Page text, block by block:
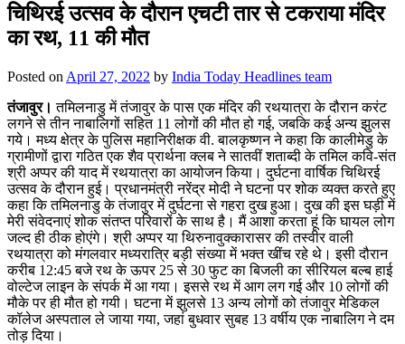
चिथिरई उत्सव के दौरान एचटी तार से टकराया मंदिर
का रथ, 11 की मौत
Posted on April 27, 2022 by India Today Headlines team
तंजावुर। तमिलनाडु में तंजावुर के पास एक मंदिर की रथयात्रा के दौरान करंट
लगने से तीन नाबालिगों सहित 11 लोगों की मौत हो गई, जबकि कई अन्य झुलस
गये। मध्य क्षेत्र के पुलिस महानिरीक्षक वी. बालकृष्णन ने कहा कि कालीमेडु के
ग्रामीणों द्वारा गठित एक शैव प्रार्थना क्लब ने सातवीं शताब्दी के तमिल कवि-संत
श्री अप्पर की याद में रथयात्रा का आयोजन किया। दुर्घटना वार्षिक चिथिरई
उत्सव के दौरान हुई। प्रधानमंत्री नरेंद्र मोदी ने घटना पर शोक व्यक्त करते हुए
कहा कि तमिलनाडु के तंजावुर में दुर्घटना से गहरा दुख हुआ। दुख की इस घड़ी में
मेरी संवेदनाएं शोक संतप्त परिवारों के साथ है। मैं आशा करता हूं कि घायल लोग
जल्द ही ठीक होएंगे। श्री अप्पर या थिरुनावुक्कारासर की तस्वीर वाली
रथयात्रा को मंगलवार मध्यरात्रि बड़ी संख्या में भक्त खींच रहे थे। इसी दौरान
करीब 12:45 बजे रथ के ऊपर 25 से 30 फुट का बिजली का सीरियल बल्ब हाई
वोल्टेज लाइन के संपर्क में आ गया। इससे रथ में आग लग गई और 10 लोगों की
मौके पर ही मौत हो गयी। घटना में झुलसे 13 अन्य लोगों को तंजावुर मेडिकल
कॉलेज अस्पताल ले जाया गया, जहां बुधवार सुबह 13 वर्षीय एक नाबालिग ने दम
तोड़ दिया।